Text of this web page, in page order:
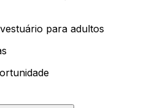
para adultos